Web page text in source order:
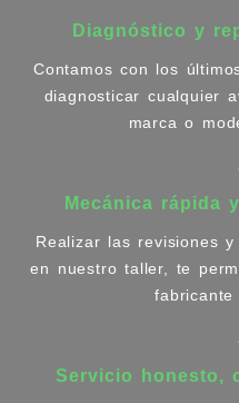
Diagnóstico y
Contamos con los
diagnosticar cualquier
marca o
Mecánica rápida
Realizar las revisiones
en nuestro taller, te
fabricante
Servicio honesto,